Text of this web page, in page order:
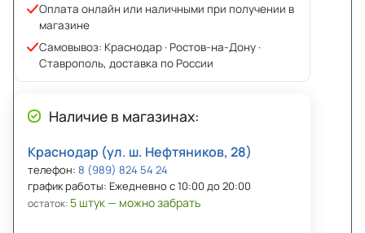
Оплата онлайн или наличными при получении в
магазине
Самовывоз: Краснодар · Ростов-на-Дону ·
Ставрополь, доставка по России
Наличие в магазинах:
Краснодар (ул. ш. Нефтяников, 28)
телефон: 8 (989) 824 54 24
график работы: Ежедневно с 10:00 до 20:00
остаток: 5 штук — можно забрать